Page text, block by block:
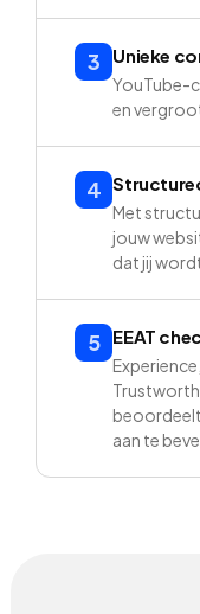
3 Unieke
YouTube-
en
4
Met
jouw
dat jij
5 EEAT
aan te